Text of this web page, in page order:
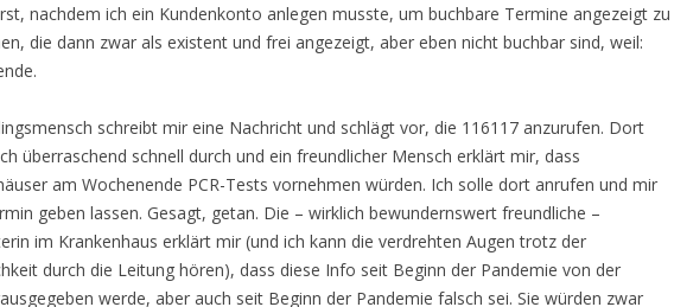
nachdem ich ein Kundenkonto anlegen musste, um buchbare Termine angezeigt zu
die dann zwar als existent und frei angezeigt, aber eben nicht buchbar sind, weil:
schreibt mir eine Nachricht und schlägt vor, die 116117 anzurufen. Dort
überraschend schnell durch und ein freundlicher Mensch erklärt mir, dass
am Wochenende PCR-Tests vornehmen würden. Ich solle dort anrufen und mir
geben lassen. Gesagt, getan. Die – wirklich bewundernswert freundliche –
im Krankenhaus erklärt mir (und ich kann die verdrehten Augen trotz der
durch die Leitung hören), dass diese Info seit Beginn der Pandemie von der
werde, aber auch seit Beginn der Pandemie falsch sei. Sie würden zwar